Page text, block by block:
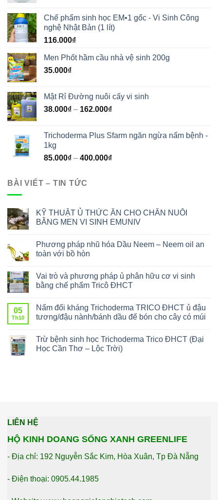
Chế phẩm sinh học EM•1 gốc - Vi Sinh Công
nghệ Nhật Bản (1 lít)
116.000₫
Men Phốt hầm cầu nhà vệ sinh 200g
35.000₫
Mật Rỉ Đường nuôi cấy vi sinh
38.000₫ – 162.000₫
Trichoderma Plus Sfarm ngăn ngừa nấm bệnh -
1kg
85.000₫ – 400.000₫
BÀI VIẾT – TIN TỨC
KỸ THUẬT Ủ THỨC ĂN CHO CHĂN NUÔI
BẰNG MEN VI SINH EMUNIV
Phương pháp nhũ hóa Dầu Neem – Neem oil an
toàn với bồ hòn
Vai trò và phương pháp ủ phân hữu cơ vi sinh
bằng chế phẩm Tricô ĐHCT
05
Th10
Nấm đối kháng Trichoderma TRICO ĐHCT ủ đậu
tương/đậu nành/bánh dầu để bón cho cây có múi
Trừ bệnh sinh học Trichoderma Trico ĐHCT (Đại
Học Cần Thơ – Lộc Trời)
LIÊN HỆ
HỘ KINH DOANG SỐNG XANH GREENLIFE
- Địa chỉ: 192 Nguyễn Sắc Kim, Hòa Xuân, Tp Đà Nẵng
- Điện thoại: 0905.44.1985